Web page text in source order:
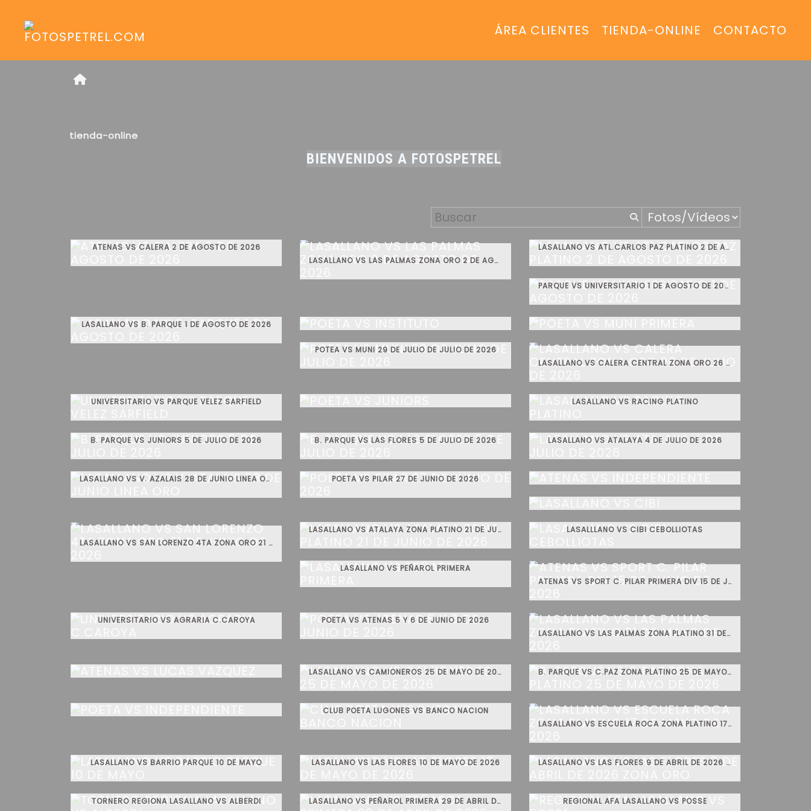
ÁREA CLIENTES TIENDA-ONLINE CONTACTO
tienda-online
BIENVENIDOS A FOTOSPETREL
ATENAS VS CALERA 2 DE AGOSTO DE 2026
LASALLANO VS LAS PALMAS ZONA ORO 2 DE AGOSTO DE 2026
LASALLANO VS ATL.CARLOS PAZ PLATINO 2 DE AGOSTO DE 2026
PARQUE VS UNIVERSITARIO 1 DE AGOSTO DE 2026
LASALLANO VS B. PARQUE 1 DE AGOSTO DE 2026
POTEA VS MUNI 29 DE JULIO DE JULIO DE 2026
LASALLANO VS CALERA CENTRAL ZONA ORO 26 DE JULIO DE 2026
UNIVERSITARIO VS PARQUE VELEZ SARFIELD
LASALLANO VS RACING PLATINO
B. PARQUE VS JUNIORS 5 DE JULIO DE 2026 B. PARQUE VS LAS FLORES 5 DE JULIO DE 2026 LASALLANO VS ATALAYA 4 DE JULIO DE 2026
LASALLANO VS V. AZALAIS 28 DE JUNIO LINEA ORO POETA VS PILAR 27 DE JUNIO DE 2026
LASALLANO VS SAN LORENZO 4TA ZONA ORO 21 DE JUNIO DE 2026
LASALLANO VS ATALAYA ZONA PLATINO 21 DE JUNIO DE 2026 LASALLLANO VS CIBI CEBOLLIOTAS
LASALLANO VS PEÑAROL PRIMERA
ATENAS VS SPORT C. PILAR PRIMERA DIV 15 DE JUNIO DE 2026
UNIVERSITARIO VS AGRARIA C.CAROYA
POETA VS ATENAS 5 Y 6 DE JUNIO DE 2026
LASALLANO VS LAS PALMAS ZONA PLATINO 31 DE MAYO DE 2026
LASALLANO VS CAMIONEROS 25 DE MAYO DE 2026
B. PARQUE VS C.PAZ ZONA PLATINO 25 DE MAYO DE 2026
CLUB POETA LUGONES VS BANCO NACION
LASALLANO VS ESCUELA ROCA ZONA PLATINO 17 DE MAYO DE 2026
LASALLANO VS BARRIO PARQUE 10 DE MAYO LASALLANO VS LAS FLORES 10 DE MAYO DE 2026 LASALLANO VS LAS FLORES 9 DE ABRIL DE 2026 ZONA ORO
TORNERO REGIONA LASALLANO VS ALBERDI LASALLANO VS PEÑAROL PRIMERA 29 DE ABRIL DE 2026 REGIONAL AFA LASALLANO VS POSSE